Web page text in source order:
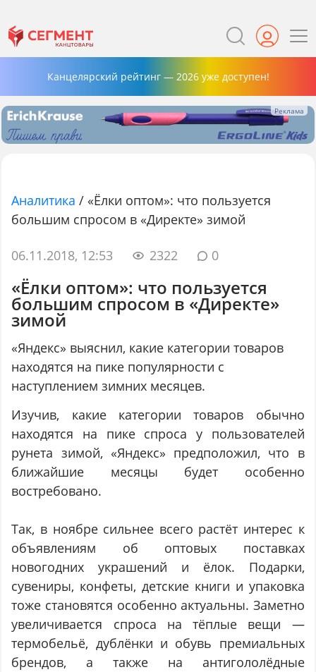
Канцелярский рейтинг — 2026 уже доступен!
Аналитика / «Ёлки оптом»: что пользуется
большим спросом в «Директе» зимой
06.11.2018, 12:53 2322 0
«Ёлки оптом»: что пользуется
большим спросом в «Директе»
зимой
«Яндекс» выяснил, какие категории товаров
находятся на пике популярности с
наступлением зимних месяцев.
Изучив, какие категории товаров обычно
находятся на пике спроса у пользователей
рунета зимой, «Яндекс» предположил, что в
ближайшие месяцы будет особенно
востребовано.
Так, в ноябре сильнее всего растёт интерес к
объявлениям об оптовых поставках
новогодних украшений и ёлок. Подарки,
сувениры, конфеты, детские книги и упаковка
тоже становятся особенно актуальны. Заметно
увеличивается спроса на тёплые вещи —
термобельё, дублёнки и обувь премиальных
брендов, а также на антигололёдные